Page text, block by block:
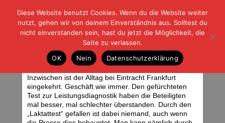
| | |BLOG-GFußball und der Rest
HOME|REGELN|IMPRESSUM |DATENSCHUTZ
Alles nachvollziehbar
Dienstag, 14.06.11 | 06:36 Uhr
Inzwischen ist der Alltag bei Eintracht Frankfurt
eingekehrt. Geschäft wie immer. Den gefürchteten
Test zur Leistungsdiagnostik haben die Beteiligten
mal besser, mal schlechter überstanden. Durch den
„Laktattest“ gefallen ist dabei niemand, auch wenn
Diese Website benutzt Cookies. Wenn du die Website weiter
nutzt, gehen wir von deinem Einverständnis aus. Solltest du
nicht einverstanden sein, hast du jetzt die Möglichkeit, die
Seite zu verlassen.
OK
Nein Datenschutzerklärung